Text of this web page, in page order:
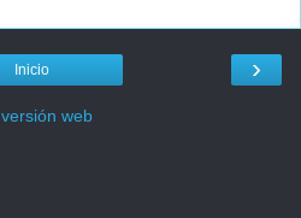
›
Inicio
web